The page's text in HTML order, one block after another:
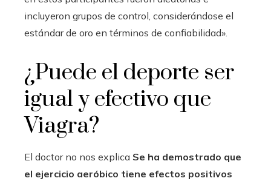
incluyeron grupos de control, considerándose el
estándar de oro en términos de confiabilidad».
¿Puede el deporte ser
igual y efectivo que
Viagra?
El doctor no nos explica Se ha demostrado que
el ejercicio aeróbico tiene efectos positivos